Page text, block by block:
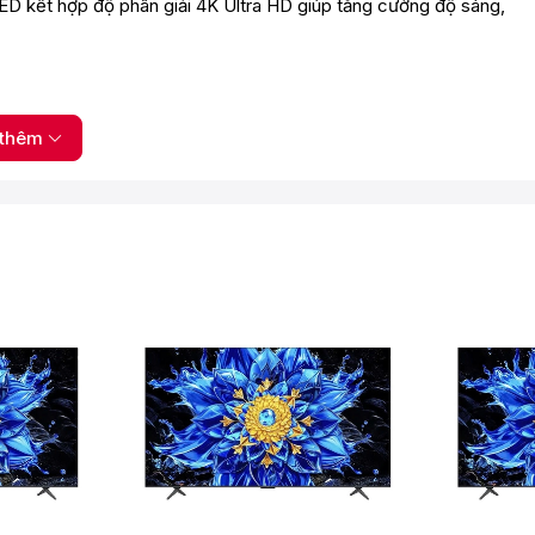
kết hợp độ phân giải 4K Ultra HD giúp tăng cường độ sáng,
game tốc độ nhanh, đồng thời mang lại chuyển động mượt
và DLG 288Hz